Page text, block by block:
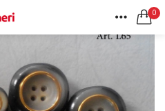
0
REGISTRATI